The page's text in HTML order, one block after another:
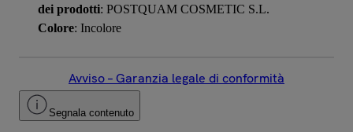
dei prodotti: POSTQUAM COSMETIC S.L.
Colore: Incolore
Avviso – Garanzia legale di conformità
Segnala contenuto